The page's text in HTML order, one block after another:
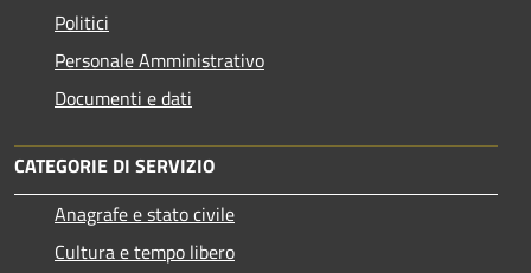
Politici
Personale Amministrativo
Documenti e dati
CATEGORIE DI SERVIZIO
Anagrafe e stato civile
Cultura e tempo libero